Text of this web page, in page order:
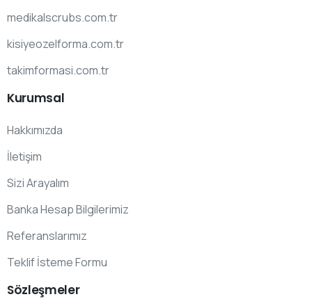
medikalscrubs.com.tr
kisiyeozelforma.com.tr
takimformasi.com.tr
Kurumsal
Hakkımızda
İletişim
Sizi Arayalım
Banka Hesap Bilgilerimiz
Referanslarımız
Teklif İsteme Formu
Sözleşmeler